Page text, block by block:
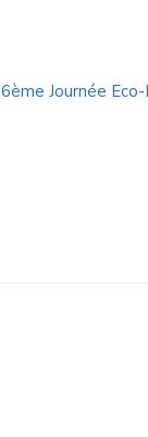
6ème Journée